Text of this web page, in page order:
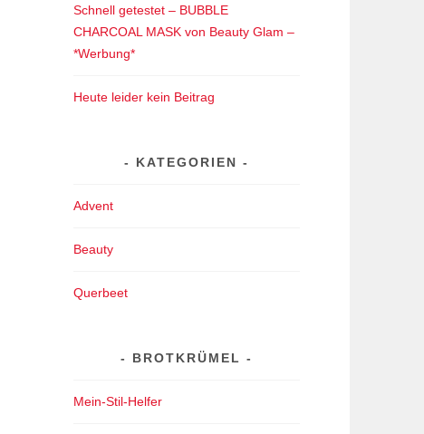
Schnell getestet – BUBBLE
CHARCOAL MASK von Beauty Glam –
*Werbung*
Heute leider kein Beitrag
KATEGORIEN
Advent
Beauty
Querbeet
BROTKRÜMEL
Mein-Stil-Helfer